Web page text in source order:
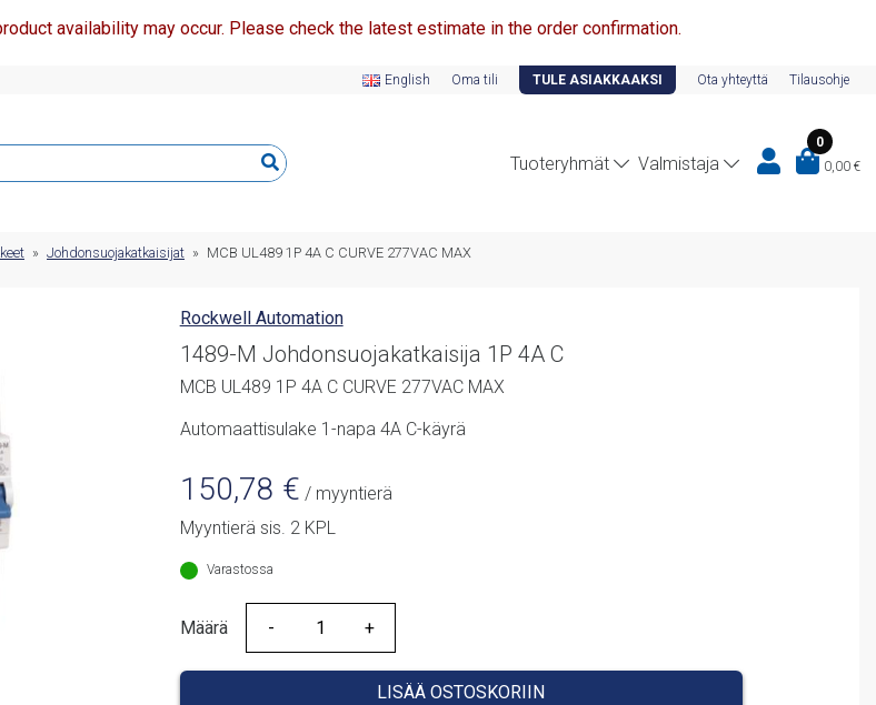
availability may occur. Please check the latest estimate in the order confirmation.
English Oma tili TULE ASIAKKAAKSI Ota yhteyttä Tilausohje
Tuoteryhmät Valmistaja
0
0,00 €
» Johdonsuojakatkaisijat » MCB UL489 1P 4A C CURVE 277VAC MAX
Rockwell Automation
1489-M Johdonsuojakatkaisija 1P 4A C
MCB UL489 1P 4A C CURVE 277VAC MAX
Automaattisulake 1-napa 4A C-käyrä
150,78 € / myyntierä
Myyntierä sis. 2 KPL
Varastossa
Määrä
Määrä
LISÄÄ OSTOSKORIIN